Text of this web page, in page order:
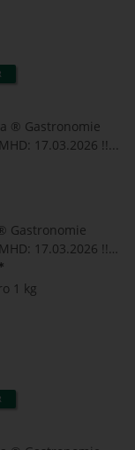
Gastronomie
17.03.2026 !!
*
1 kg